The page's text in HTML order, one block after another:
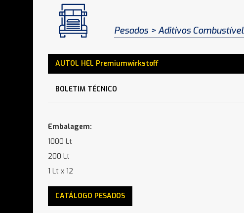
Pesados Aditivos Combustível
AUTOL HEL Premiumwirkstoff
BOLETIM TÉCNICO
Embalagem:
1000 Lt
200 Lt
1 Lt x 12
CATÁLOGO PESADOS